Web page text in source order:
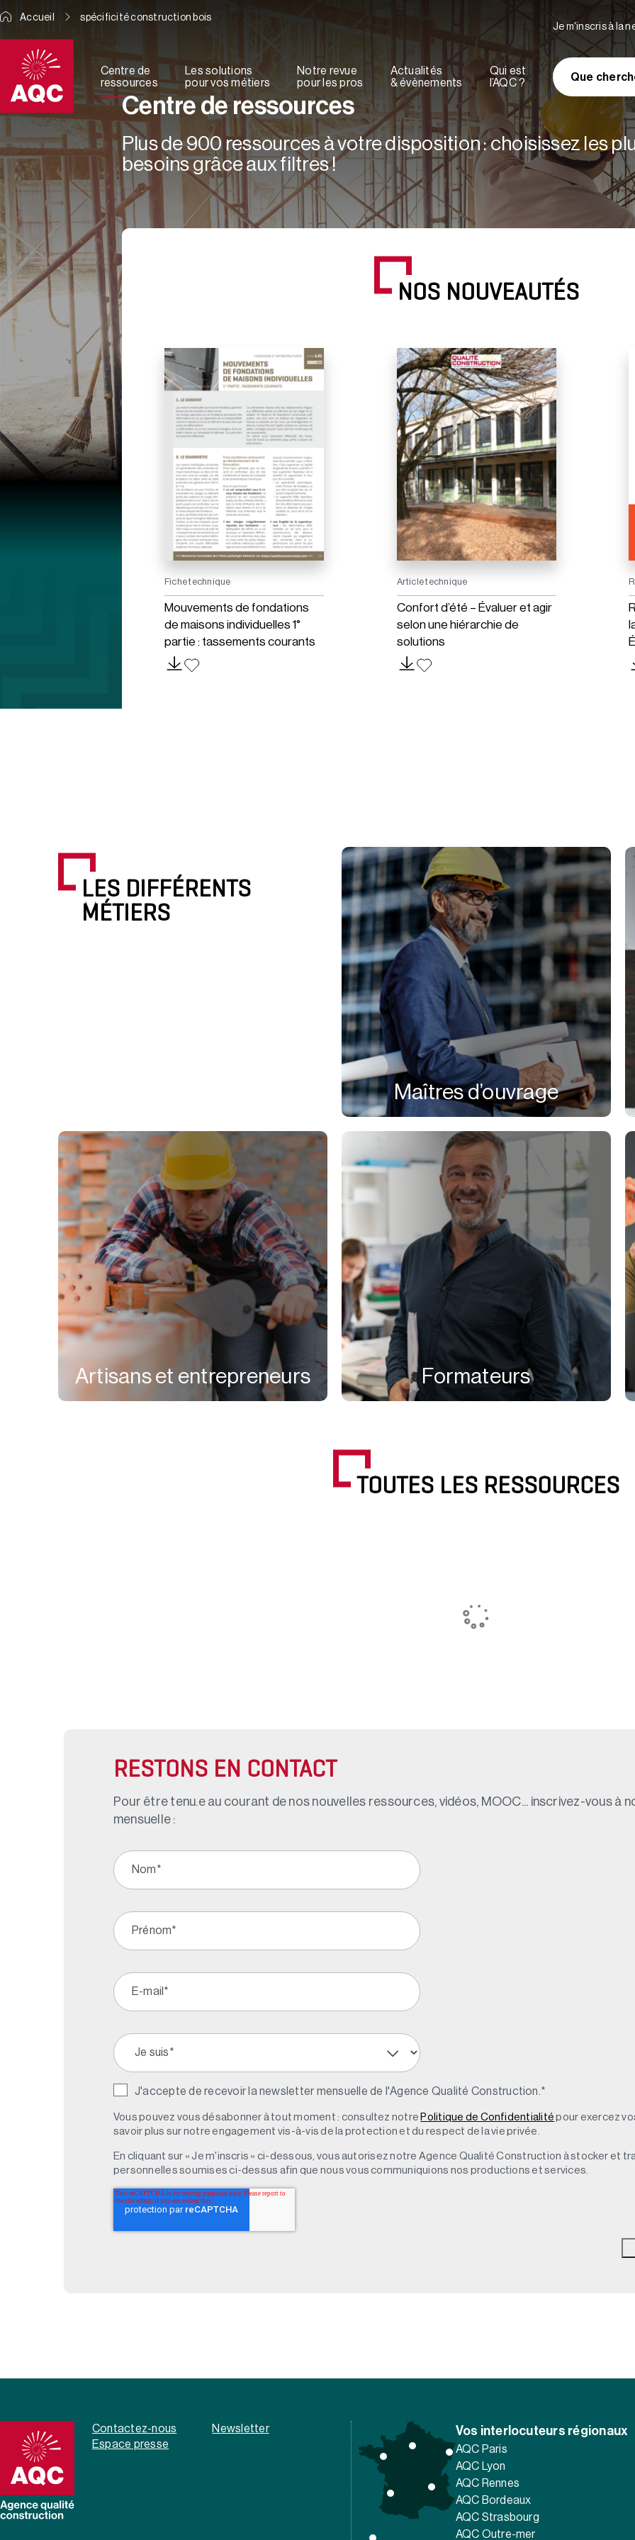
Centre de
ressources
Les solutions
pour vos métiers
Notre revue
pour les pros
Actualités
& évènements
Qui est
l’AQC ?
Je m'inscris à la
Que
Accueil spécificité construction bois
Centre de ressources
Plus de 900 ressources à votre disposition : choisissez les
besoins grâce aux filtres !
NOS NOUVEAUTÉS
Fiche technique
Mouvements de fondations
de maisons individuelles 1°
partie : tassements courants
Article technique
Confort d’été – Évaluer et agir
selon une hiérarchie de
solutions
LES DIFFÉRENTS
MÉTIERS
Maîtres d’ouvrage
Artisans et entrepreneurs Formateurs
TOUTES LES RESSOURCES
RESTONS EN CONTACT
Pour être tenu.e au courant de nos nouvelles ressources, vidéos, MOOC... inscrivez-vous à
mensuelle :
J'accepte de recevoir la newsletter mensuelle de l'Agence Qualité Construction.*
Vous pouvez vous désabonner à tout moment : consultez notre Politique de Confidentialité pour exercez
savoir plus sur notre engagement vis-à-vis de la protection et du respect de la vie privée.
En cliquant sur « Je m'inscris » ci-dessous, vous autorisez notre Agence Qualité Construction à stocker et
personnelles soumises ci-dessus afin que nous vous communiquions nos productions et services.
Contactez-nous
Newsletter
Espace presse
Vos interlocuteurs régionaux
AQC Paris
AQC Lyon
AQC Rennes
AQC Bordeaux
AQC Strasbourg
AQC Outre-mer